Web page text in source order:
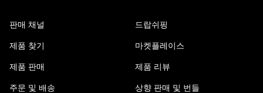
판매 채널
제품 찾기
제품 판매
주문 및 배송
드랍쉬핑
마켓플레이스
제품 리뷰
상향 판매 및 번들